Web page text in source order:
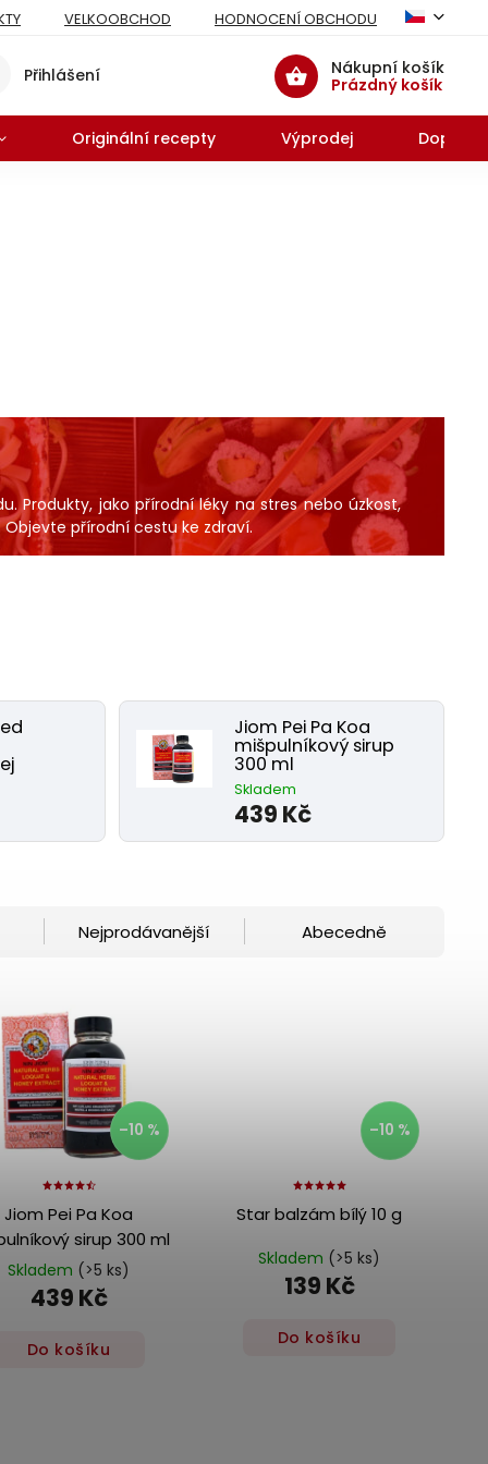
VELKOOBCHOD HODNOCENÍ OBCHODU
Nákupní košík
Prázdný košík
Přihlášení
Originální recepty Výprodej
Produkty, jako přírodní léky na stres nebo úzkost,
přírodní cestu ke zdraví.
Jiom Pei Pa Koa
mišpulníkový sirup
300 ml
Skladem
439 Kč
Nejprodávanější Abecedně
–10 %
Jiom Pei Pa Koa
sirup 300 ml
Skladem (>5 ks)
439 Kč
Do košíku
–10 %
Star balzám bílý 10 g
Skladem (>5 ks)
139 Kč
Do košíku